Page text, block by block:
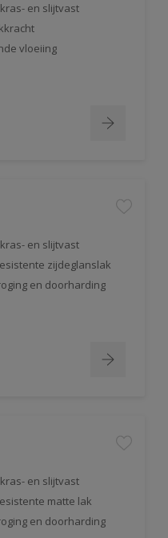
en slijtvast
vloeiing
en slijtvast
zijdeglanslak
en doorharding
en slijtvast
matte lak
en doorharding